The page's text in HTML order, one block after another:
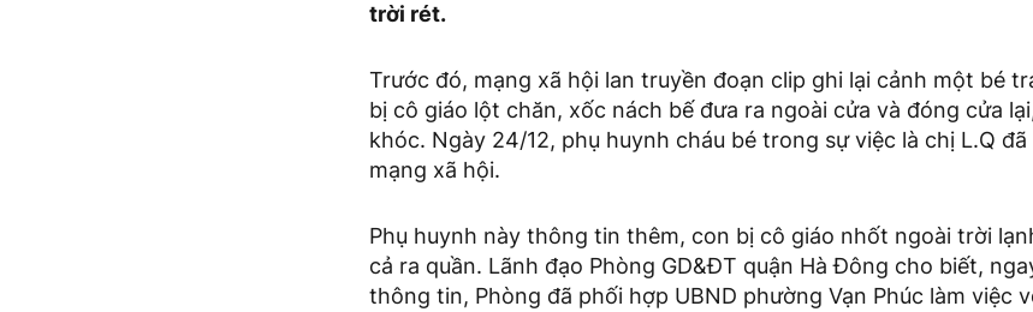
trời rét.
Trước đó, mạng xã hội lan truyền đoạn clip ghi lại cảnh một bé
bị cô giáo lột chăn, xốc nách bế đưa ra ngoài cửa và đóng cửa
khóc. Ngày 24/12, phụ huynh cháu bé trong sự việc là chị L.Q
mạng xã hội.
Phụ huynh này thông tin thêm, con bị cô giáo nhốt ngoài trời
cả ra quần. Lãnh đạo Phòng GD&ĐT quận Hà Đông cho biết,
thông tin, Phòng đã phối hợp UBND phường Vạn Phúc làm việc